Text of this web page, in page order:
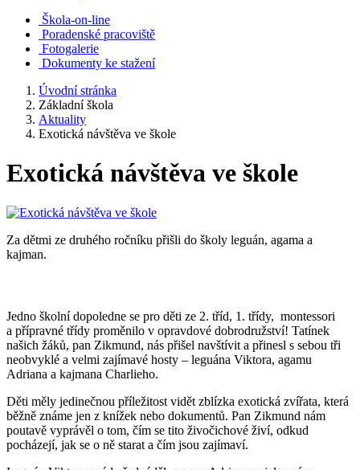
Škola-on-line
Poradenské pracoviště
Fotogalerie
Dokumenty ke stažení
Úvodní stránka
Základní škola
Aktuality
Exotická návštěva ve škole
Exotická návštěva ve škole
Za dětmi ze druhého ročníku přišli do školy leguán, agama a
kajman.
Jedno školní dopoledne se pro děti ze 2. tříd, 1. třídy, montessori
a přípravné třídy proměnilo v opravdové dobrodružství! Tatínek
našich žáků, pan Zikmund, nás přišel navštívit a přinesl s sebou tři
neobvyklé a velmi zajímavé hosty – leguána Viktora, agamu
Adriana a kajmana Charlieho.
Děti měly jedinečnou příležitost vidět zblízka exotická zvířata, která
běžně známe jen z knížek nebo dokumentů. Pan Zikmund nám
poutavě vyprávěl o tom, čím se tito živočichové živí, odkud
pocházejí, jak se o ně starat a čím jsou zajímaví.